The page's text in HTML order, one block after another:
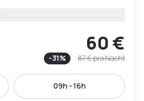
60 €
-31% 87 €pro Nacht
09h - 16h